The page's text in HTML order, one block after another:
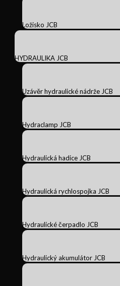
Ložisko JCB
HYDRAULIKA JCB
Uzávěr hydraulické nádrže JCB
Hydraclamp JCB
Hydraulická hadice JCB
Hydraulická rychlospojka JCB
Hydraulické čerpadlo JCB
Hydraulický akumulátor JCB